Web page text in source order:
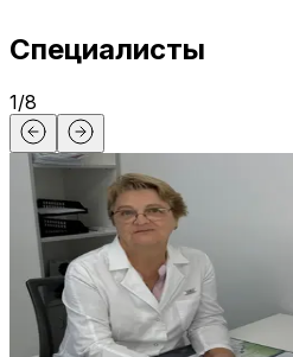
Специалисты
1/8